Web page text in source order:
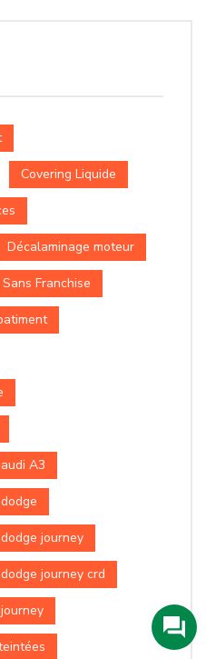
Covering Liquide
Décalaminage moteur
Franchise
A3
journey
journey crd